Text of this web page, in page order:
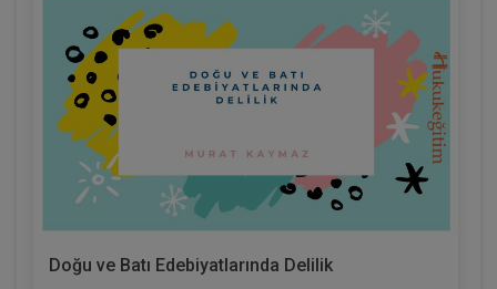
Doğu ve Batı Edebiyatlarında Delilik